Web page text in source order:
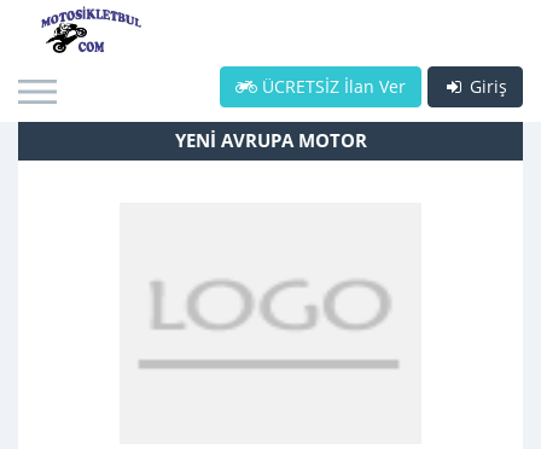
Giriş
ÜCRETSİZ İlan Ver
YENİ AVRUPA MOTOR